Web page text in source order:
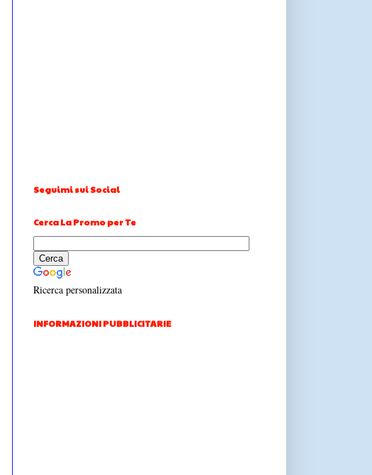
Seguimi sui Social
Cerca La Promo per Te
Ricerca personalizzata
INFORMAZIONI PUBBLICITARIE